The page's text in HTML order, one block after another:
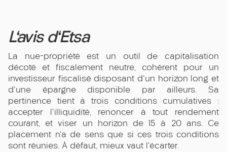
L'avis d'Etsa
La nue-propriété est un outil de capitalisation
décoté et fiscalement neutre, cohérent pour un
investisseur fiscalisé disposant d'un horizon long et
d'une épargne disponible par ailleurs. Sa
pertinence tient à trois conditions cumulatives :
accepter l'illiquidité, renoncer à tout rendement
courant, et viser un horizon de 15 à 20 ans. Ce
placement n'a de sens que si ces trois conditions
sont réunies. À défaut, mieux vaut l'écarter.